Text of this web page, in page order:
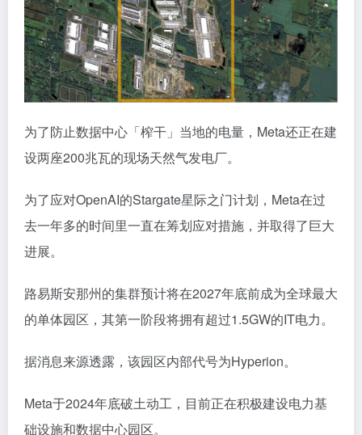
为了防止数据中心「榨干」当地的电量，Meta还正在建
设两座200兆瓦的现场天然气发电厂。
为了应对OpenAI的Stargate星际之门计划，Meta在过
去一年多的时间里一直在筹划应对措施，并取得了巨大
进展。
路易斯安那州的集群预计将在2027年底前成为全球最大
的单体园区，其第一阶段将拥有超过1.5GW的IT电力。
据消息来源透露，该园区内部代号为Hyperion。
Meta于2024年底破土动工，目前正在积极建设电力基
础设施和数据中心园区。